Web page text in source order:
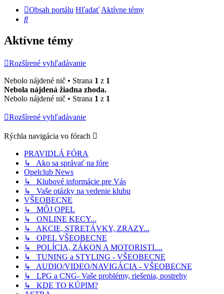
Obsah portálu HľadaťAktívne témy
Hľadať
Aktívne témy
Rozšírené vyhľadávanie
Nebolo nájdené nič • Strana 1 z 1
Nebola nájdená žiadna zhoda.
Nebolo nájdené nič • Strana 1 z 1
Rozšírené vyhľadávanie
Rýchla navigácia vo fórach
PRAVIDLÁ FÓRA
↳ Ako sa správať na fóre
Opelclub News
↳ Klubové informácie pre Vás
↳ Vaše otázky na vedenie klubu
VŠEOBECNE
↳ MÔJ OPEL
↳ ONLINE KECY...
↳ AKCIE, STRETÁVKY, ZRAZY...
↳ OPEL VŠEOBECNE
↳ POLÍCIA, ZÁKON A MOTORISTI....
↳ TUNING a STYLING - VŠEOBECNE
↳ AUDIO/VIDEO/NAVIGÁCIA - VŠEOBECNE
↳ LPG a CNG- Vaše problémy, riešenia, postrehy
↳ KDE TO KÚPIM?